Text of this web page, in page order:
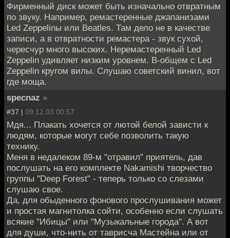
Фирменный диск может быть изначально отвратным
по звуку. Например, ремастеренные джапанизами
Led Zeppelinы или Beatles. Там дело не в качестве
записи, а в отвратности ремастера - звук сухой,
чересчур много высоких. Неремастеренный Led
Zeppelin удивляет низким уровнем. В-общем с Led
Zeppelin кругом вилы. Слушаю советский винил, вот
где моща.
specnaz »
#37 | 09.12.03 00:57
Мдя... Плакать хочется от лютой белой зависти к
людям, которые могут себе позволить такую
технику.
Меня в недалеком 89-м "отравил" приятель, дав
послушать на его комплекте Nakamishi творчество
группы "Deep Forest" - теперь только со слезами
слушаю свое.
Да, для обыденного фонового прослушивания может
и простая магнитолка сойти, особенно если слушать
всякие "Ибицы" или "Музыкальные города". А вот
для души, что-нить от таврисча Мастейна или от